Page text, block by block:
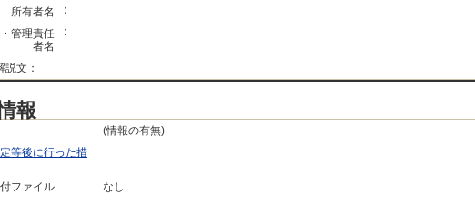
所有者名 ：
管理責任
者名
：
説文：
報
(情報の有無)
等後に行った措
ファイル
なし